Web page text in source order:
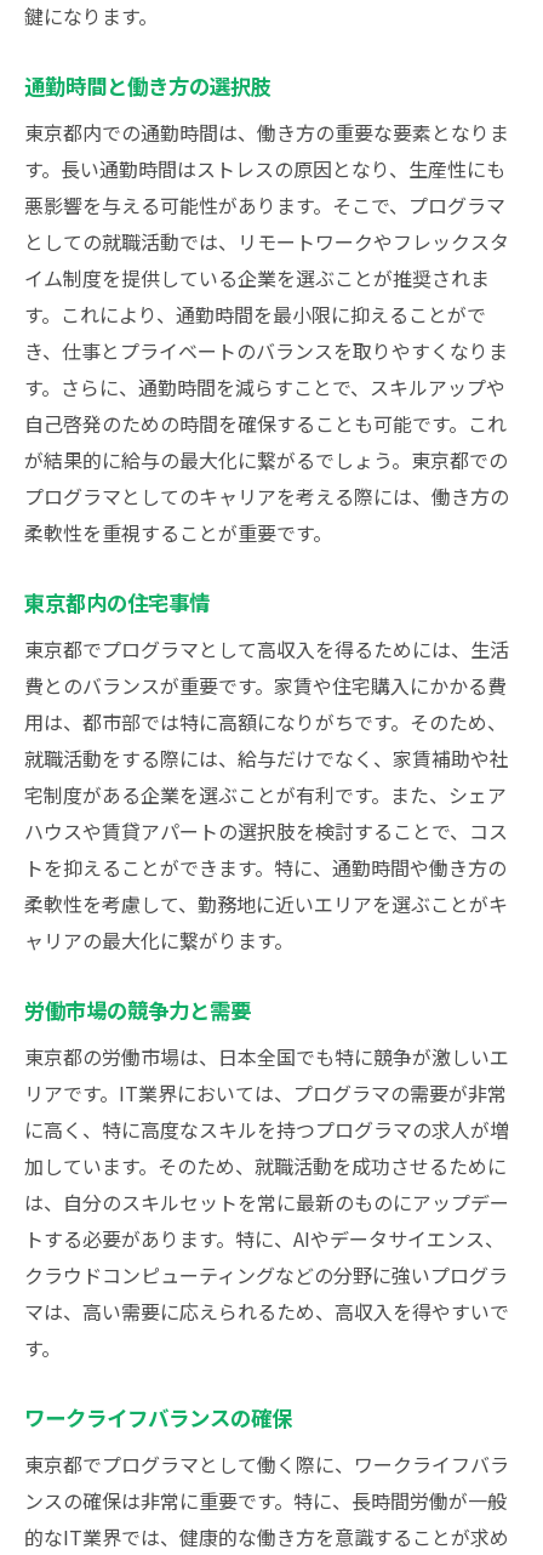
鍵になります。
通勤時間と働き方の選択肢
東京都内での通勤時間は、働き方の重要な要素となりま
す。長い通勤時間はストレスの原因となり、生産性にも
悪影響を与える可能性があります。そこで、プログラマ
としての就職活動では、リモートワークやフレックスタ
イム制度を提供している企業を選ぶことが推奨されま
す。これにより、通勤時間を最小限に抑えることがで
き、仕事とプライベートのバランスを取りやすくなりま
す。さらに、通勤時間を減らすことで、スキルアップや
自己啓発のための時間を確保することも可能です。これ
が結果的に給与の最大化に繋がるでしょう。東京都での
プログラマとしてのキャリアを考える際には、働き方の
柔軟性を重視することが重要です。
東京都内の住宅事情
東京都でプログラマとして高収入を得るためには、生活
費とのバランスが重要です。家賃や住宅購入にかかる費
用は、都市部では特に高額になりがちです。そのため、
就職活動をする際には、給与だけでなく、家賃補助や社
宅制度がある企業を選ぶことが有利です。また、シェア
ハウスや賃貸アパートの選択肢を検討することで、コス
トを抑えることができます。特に、通勤時間や働き方の
柔軟性を考慮して、勤務地に近いエリアを選ぶことがキ
ャリアの最大化に繋がります。
労働市場の競争力と需要
東京都の労働市場は、日本全国でも特に競争が激しいエ
リアです。IT業界においては、プログラマの需要が非常
に高く、特に高度なスキルを持つプログラマの求人が増
加しています。そのため、就職活動を成功させるために
は、自分のスキルセットを常に最新のものにアップデー
トする必要があります。特に、AIやデータサイエンス、
クラウドコンピューティングなどの分野に強いプログラ
マは、高い需要に応えられるため、高収入を得やすいで
す。
ワークライフバランスの確保
東京都でプログラマとして働く際に、ワークライフバラ
ンスの確保は非常に重要です。特に、長時間労働が一般
的なIT業界では、健康的な働き方を意識することが求め